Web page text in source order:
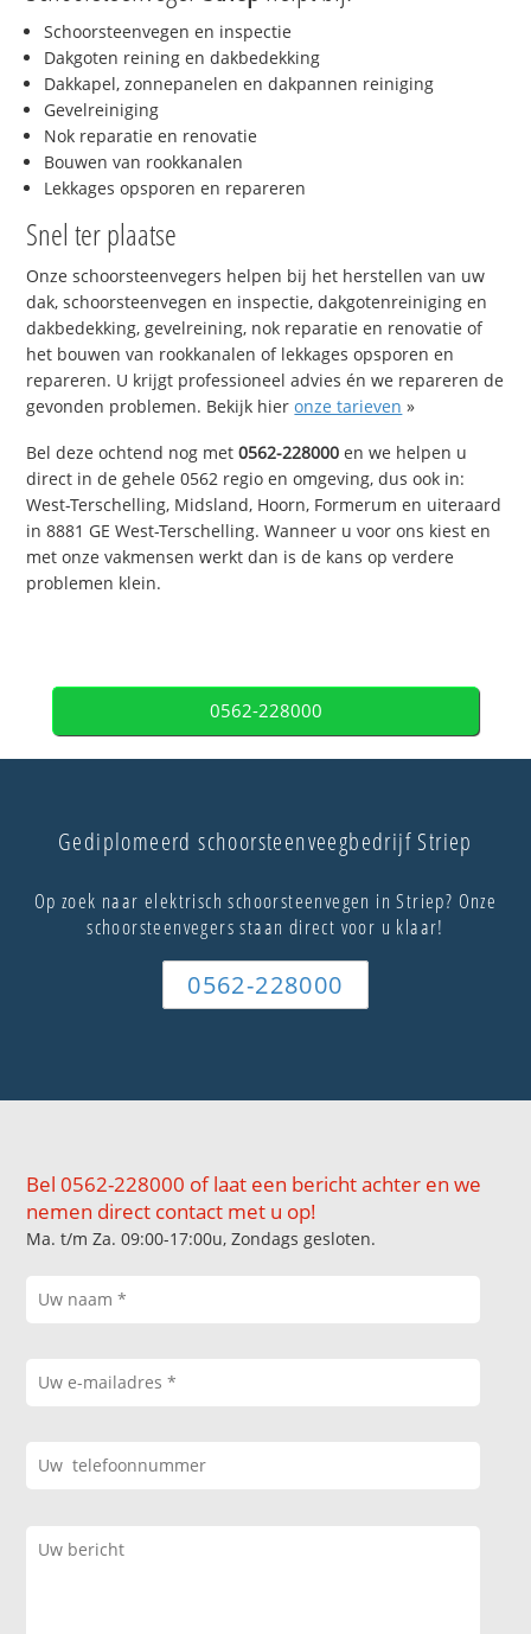
Schoorsteenvegen en inspectie
Dakgoten reining en dakbedekking
Dakkapel, zonnepanelen en dakpannen reiniging
Gevelreiniging
Nok reparatie en renovatie
Bouwen van rookkanalen
Lekkages opsporen en repareren
Snel ter plaatse
Onze schoorsteenvegers helpen bij het herstellen van uw
dak, schoorsteenvegen en inspectie, dakgotenreiniging en
dakbedekking, gevelreining, nok reparatie en renovatie of
het bouwen van rookkanalen of lekkages opsporen en
repareren. U krijgt professioneel advies én we repareren de
gevonden problemen. Bekijk hieronze tarieven »
Bel deze ochtend nog met0562-228000 en we helpen u
direct in de gehele 0562 regio en omgeving, dus ook in:
West-Terschelling, Midsland, Hoorn, Formerum en uiteraard
in 8881 GE West-Terschelling. Wanneer u voor ons kiest en
met onze vakmensen werkt dan is de kans op verdere
problemen klein.
0562-228000
Gediplomeerd schoorsteenveegbedrijf Striep
Op zoek naar elektrisch schoorsteenvegen in Striep? Onze
schoorsteenvegers staan direct voor u klaar!
0562-228000
Bel 0562-228000 of laat een bericht achter en we
nemen direct contact met u op!
Ma. t/m Za. 09:00-17:00u, Zondags gesloten.